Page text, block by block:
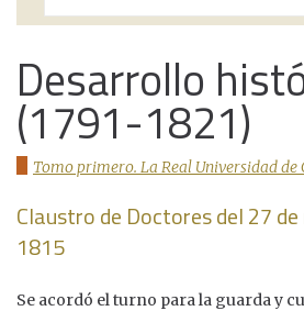
Períodos
Galería
Documentos
Desarrollo
(1791-1821)
Tomo primero. La Real Universidad de
Claustro de Doctores del 27
1815
Se acordó el turno para la guarda y